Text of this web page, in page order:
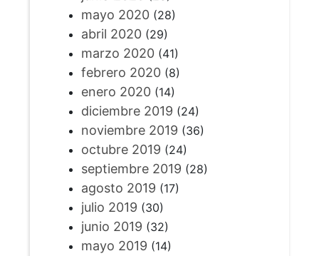
mayo 2020(28)
abril 2020(29)
marzo 2020(41)
febrero 2020(8)
enero 2020(14)
diciembre 2019 (24)
noviembre 2019 (36)
octubre 2019 (24)
septiembre 2019 (28)
agosto 2019 (17)
julio 2019 (30)
junio 2019 (32)
mayo 2019 (14)